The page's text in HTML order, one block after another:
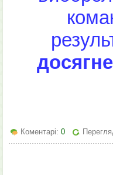
Коментарі: 0